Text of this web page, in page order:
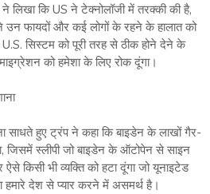
लिखा कि US ने टेक्नोलॉजी में तरक्की की है,
उन फायदों और कई लोगों के रहने के हालात को
सिस्टम को पूरी तरह से ठीक होने देने के
को हमेशा के लिए रोक दूंगा।
साधते हुए ट्रंप ने कहा कि बाइडेन के लाखों गैर-
जिसमें स्लीपी जो बाइडेन के ऑटोपेन से साइन
किसी भी व्यक्ति को हटा दूंगा जो यूनाइटेड
देश से प्यार करने में असमर्थ है।